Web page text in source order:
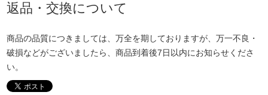
返品・交換について
商品の品質につきましては、万全を期しておりますが、万一不良・
破損などがございましたら、商品到着後7日以内にお知らせくださ
い。